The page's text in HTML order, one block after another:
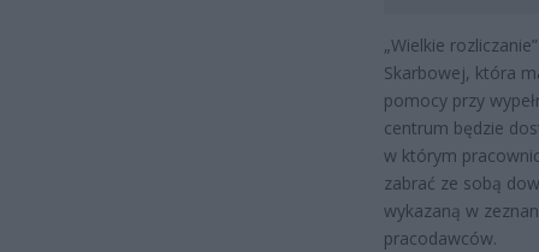
„Wielkie
Skarbowej, która
pomocy przy
centrum będzie
w którym
zabrać ze sobą
wykazaną w
pracodawców.